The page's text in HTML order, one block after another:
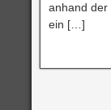
anhand der
ein […]